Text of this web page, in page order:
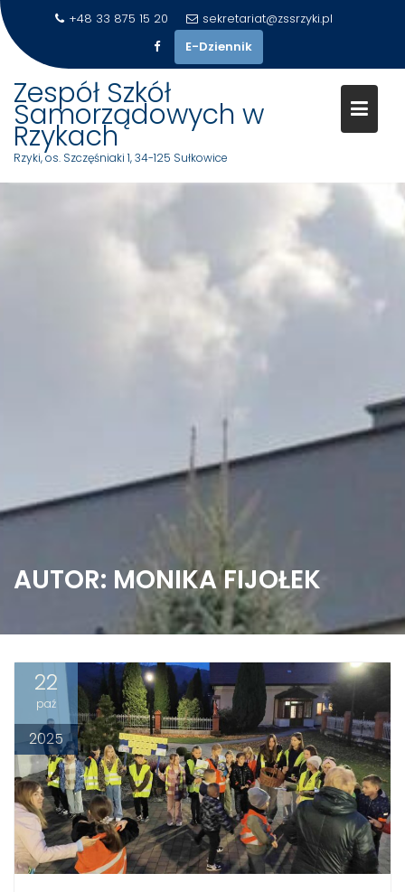
+48 33 875 15 20
sekretariat@zssrzyki.pl
E-Dziennik
Zespół Szkół
Samorządowych w
Rzykach
Rzyki, os. Szczęśniaki 1, 34-125 Sułkowice
AUTOR: MONIKA FIJOŁEK
22
paź
2025